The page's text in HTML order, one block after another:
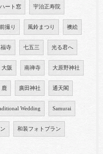
ハート窓 宇治正寿院
撮り 風鈴まつり 襖絵
寺 七五三 光る君へ
大阪 南禅寺 大原野神社
鹿 廣田神社 通天閣
Wedding Samurai
和装フォトプラン